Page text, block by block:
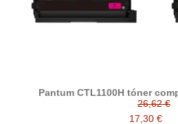
Pantum CTL1100H tóner
CTL1100HC,
26,62 €
17,30 €